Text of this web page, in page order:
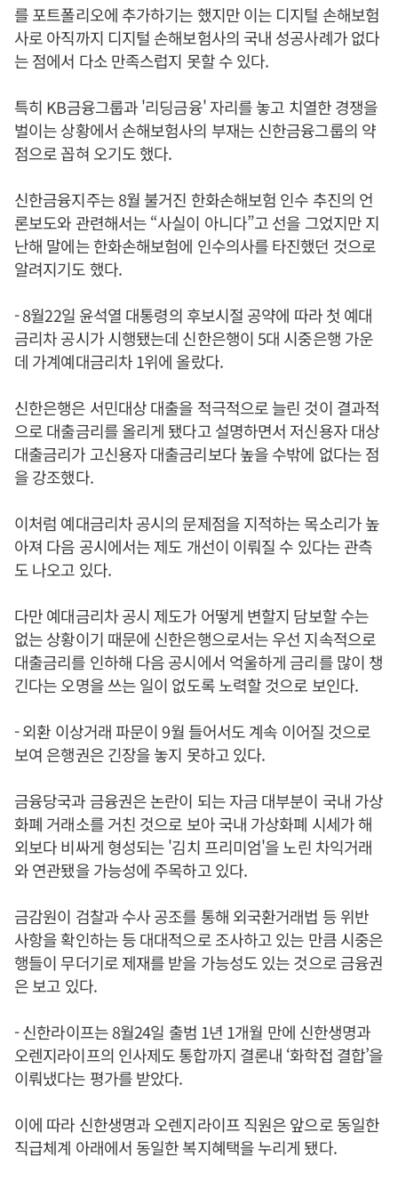
를 포트폴리오에 추가하기는 했지만 이는 디지털 손해보험
사로 아직까지 디지털 손해보험사의 국내 성공사례가 없다
는 점에서 다소 만족스럽지 못할 수 있다.
특히 KB금융그룹과 '리딩금융' 자리를 놓고 치열한 경쟁을
벌이는 상황에서 손해보험사의 부재는 신한금융그룹의 약
점으로 꼽혀 오기도 했다.
신한금융지주는 8월 불거진 한화손해보험 인수 추진의 언
론보도와 관련해서는 “사실이 아니다”고 선을 그었지만 지
난해 말에는 한화손해보험에 인수의사를 타진했던 것으로
알려지기도 했다.
- 8월22일 윤석열 대통령의 후보시절 공약에 따라 첫 예대
금리차 공시가 시행됐는데 신한은행이 5대 시중은행 가운
데 가계예대금리차 1위에 올랐다.
신한은행은 서민대상 대출을 적극적으로 늘린 것이 결과적
으로 대출금리를 올리게 됐다고 설명하면서 저신용자 대상
대출금리가 고신용자 대출금리보다 높을 수밖에 없다는 점
을 강조했다.
이처럼 예대금리차 공시의 문제점을 지적하는 목소리가 높
아져 다음 공시에서는 제도 개선이 이뤄질 수 있다는 관측
도 나오고 있다.
다만 예대금리차 공시 제도가 어떻게 변할지 담보할 수는
없는 상황이기 때문에 신한은행으로서는 우선 지속적으로
대출금리를 인하해 다음 공시에서 억울하게 금리를 많이 챙
긴다는 오명을 쓰는 일이 없도록 노력할 것으로 보인다.
- 외환 이상거래 파문이 9월 들어서도 계속 이어질 것으로
보여 은행권은 긴장을 놓지 못하고 있다.
금융당국과 금융권은 논란이 되는 자금 대부분이 국내 가상
화폐 거래소를 거친 것으로 보아 국내 가상화폐 시세가 해
외보다 비싸게 형성되는 '김치 프리미엄'을 노린 차익거래
와 연관됐을 가능성에 주목하고 있다.
금감원이 검찰과 수사 공조를 통해 외국환거래법 등 위반
사항을 확인하는 등 대대적으로 조사하고 있는 만큼 시중은
행들이 무더기로 제재를 받을 가능성도 있는 것으로 금융권
은 보고 있다.
- 신한라이프는 8월24일 출범 1년 1개월 만에 신한생명과
오렌지라이프의 인사제도 통합까지 결론내 ‘화학접 결합’을
이뤄냈다는 평가를 받았다.
이에 따라 신한생명과 오렌지라이프 직원은 앞으로 동일한
직급체계 아래에서 동일한 복지혜택을 누리게 됐다.